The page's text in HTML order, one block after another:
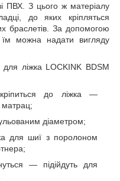
ПВХ. З цього ж матеріалу
до яких кріпляться
браслетів. За допомогою
їм можна надати вигляду
для ліжка LOCKINK BDSM
до ліжка —
матрац;
діаметром;
для шиї з поролоном
— підійдуть для